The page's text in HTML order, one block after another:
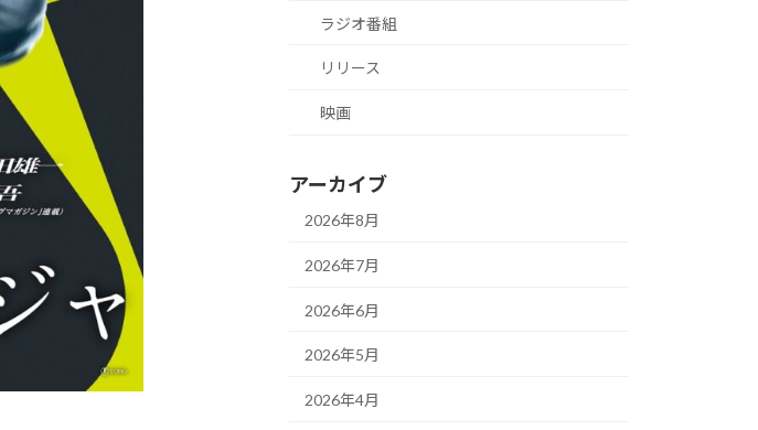
ラジオ番組
リリース
映画
アーカイブ
2026年8月
2026年7月
2026年6月
2026年5月
2026年4月